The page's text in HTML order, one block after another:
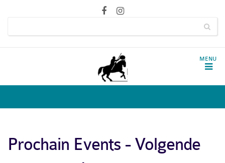
Prochain Events - Volgende